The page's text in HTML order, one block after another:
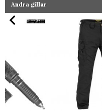
Andra gillar